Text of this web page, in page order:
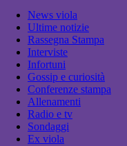
News viola
Ultime notizie
Rassegna Stampa
Interviste
Infortuni
Gossip e curiosità
Conferenze stampa
Allenamenti
Radio e tv
Sondaggi
Ex viola